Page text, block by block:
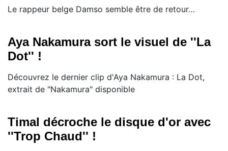
Le rappeur belge Damso semble être de retour…
Aya Nakamura sort le visuel de ''La
Dot'' !
Découvrez le dernier clip d'Aya Nakamura : La Dot,
extrait de "Nakamura" disponible
Timal décroche le disque d'or avec
''Trop Chaud'' !